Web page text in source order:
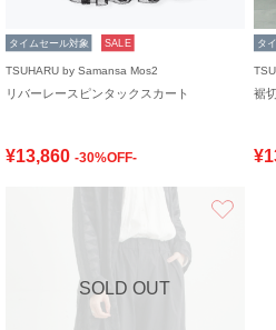
タイムセール対象 SALE
TSUHARU by Samansa Mos2
リバーレースピンタックスカート
¥13,860 -30%OFF-
タ
裾
SOLD OUT